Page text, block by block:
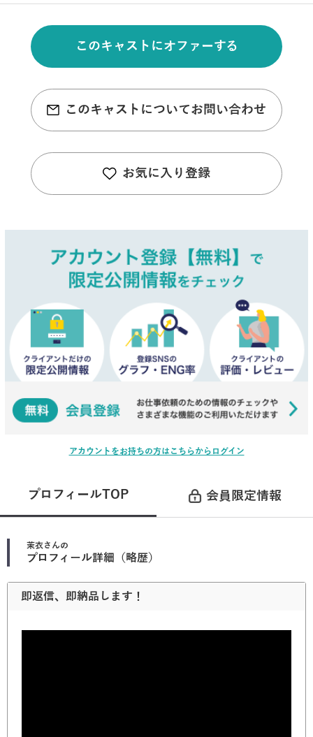
このキャストにオファーする
このキャストについてお問い合わせ
お気に入り登録
アカウントをお持ちの方はこちらからログイン
プロフィールTOP 会員限定情報
茉衣さんの
プロフィール詳細（略歴）
即返信、即納品します！